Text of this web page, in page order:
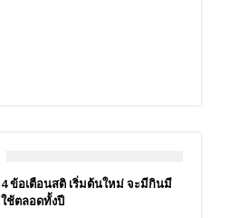
4 ข้อเตือนสติ เริ่มต้นใหม่ จะมีกินมี
ใช้ตลอดทั้งปี